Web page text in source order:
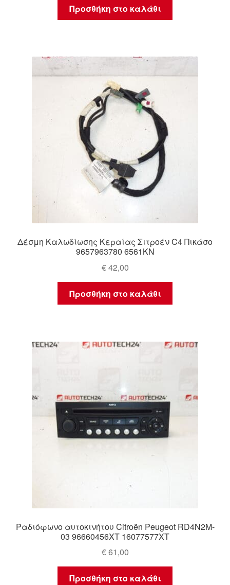
Προσθήκη στο καλάθι
Δέσμη Καλωδίωσης Κεραίας Σιτροέν C4 Πικάσο
9657963780 6561KN
€42,00
Προσθήκη στο καλάθι
Ραδιόφωνο αυτοκινήτου Citroën Peugeot RD4N2M-
03 96660456XT 16077577XT
€61,00
Προσθήκη στο καλάθι